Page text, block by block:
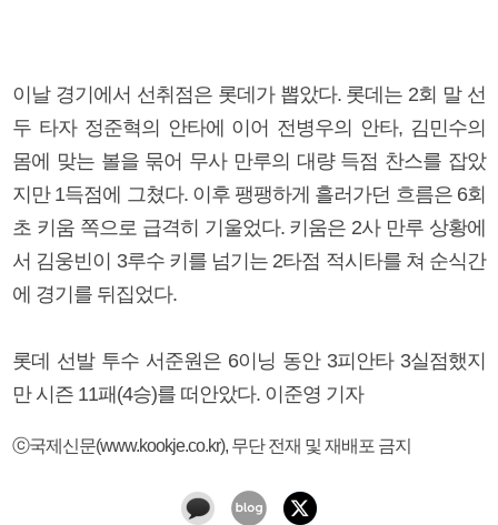
이날 경기에서 선취점은 롯데가 뽑았다. 롯데는 2회 말 선
두 타자 정준혁의 안타에 이어 전병우의 안타, 김민수의
몸에 맞는 볼을 묶어 무사 만루의 대량 득점 찬스를 잡았
지만 1득점에 그쳤다. 이후 팽팽하게 흘러가던 흐름은 6회
초 키움 쪽으로 급격히 기울었다. 키움은 2사 만루 상황에
서 김웅빈이 3루수 키를 넘기는 2타점 적시타를 쳐 순식간
에 경기를 뒤집었다.
롯데 선발 투수 서준원은 6이닝 동안 3피안타 3실점했지
만 시즌 11패(4승)를 떠안았다. 이준영 기자
ⓒ국제신문(www.kookje.co.kr), 무단 전재 및 재배포 금지